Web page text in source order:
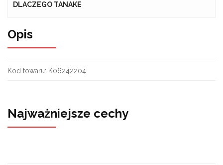
DLACZEGO TANAKE
Opis
Kod towaru: K06242204
Najważniejsze cechy